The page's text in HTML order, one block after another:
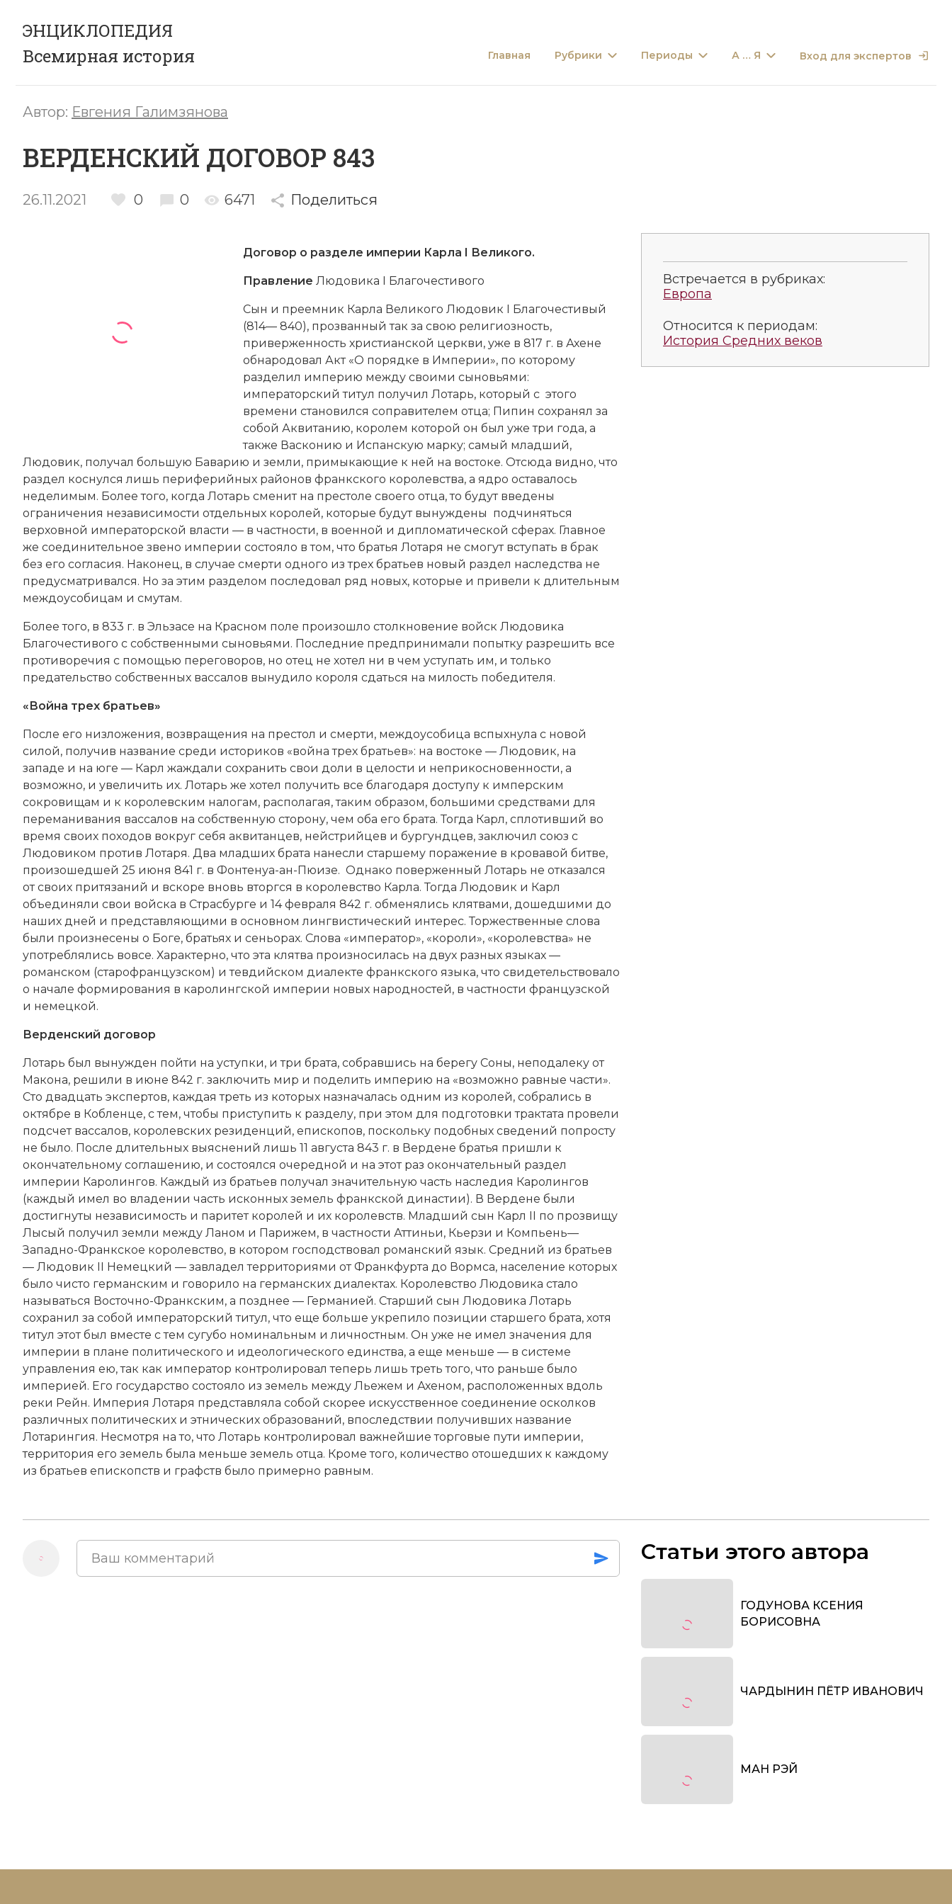
ЭНЦИКЛОПЕДИЯ
Всемирная история
Главная Рубрики Периоды А … Я Вход для экспертов
Автор: Евгения Галимзянова
ВЕРДЕНСКИЙ ДОГОВОР 843
26.11.2021 0 0 6471 Поделиться
Договор о разделе империи Карла I Великого.
Правление Людовика I Благочестивого
Сын и преемник Карла Великого Людовик I Благочестивый
(814— 840), прозванный так за свою религиозность,
приверженность христианской церкви, уже в 817 г. в Ахене
обнародовал Акт «О порядке в Империи», по которому
разделил империю между своими сыновьями:
императорский титул получил Лотарь, который с этого
времени становился соправителем отца; Пипин сохранял за
собой Аквитанию, королем которой он был уже три года, а
также Васконию и Испанскую марку; самый младший,
Людовик, получал большую Баварию и земли, примыкающие к ней на востоке. Отсюда видно, что
раздел коснулся лишь периферийных районов франкского королевства, а ядро оставалось
неделимым. Более того, когда Лотарь сменит на престоле своего отца, то будут введены
ограничения независимости отдельных королей, которые будут вынуждены подчиняться
верховной императорской власти — в частности, в военной и дипломатической сферах. Главное
же соединительное звено империи состояло в том, что братья Лотаря не смогут вступать в брак
без его согласия. Наконец, в случае смерти одного из трех братьев новый раздел наследства не
предусматривался. Но за этим разделом последовал ряд новых, которые и привели к длительным
междоусобицам и смутам.
Более того, в 833 г. в Эльзасе на Красном поле произошло столкновение войск Людовика
Благочестивого с собственными сыновьями. Последние предпринимали попытку разрешить все
противоречия с помощью переговоров, но отец не хотел ни в чем уступать им, и только
предательство собственных вассалов вынудило короля сдаться на милость победителя.
«Война трех братьев»
После его низложения, возвращения на престол и смерти, междоусобица вспыхнула с новой
силой, получив название среди историков «война трех братьев»: на востоке — Людовик, на
западе и на юге — Карл жаждали сохранить свои доли в целости и неприкосновенности, а
возможно, и увеличить их. Лотарь же хотел получить все благодаря доступу к имперским
сокровищам и к королевским налогам, располагая, таким образом, большими средствами для
переманивания вассалов на собственную сторону, чем оба его брата. Тогда Карл, сплотивший во
время своих походов вокруг себя аквитанцев, нейстрийцев и бургундцев, заключил союз с
Людовиком против Лотаря. Два младших брата нанесли старшему поражение в кровавой битве,
произошедшей 25 июня 841 г. в Фонтенуа-ан-Пюизе. Однако поверженный Лотарь не отказался
от своих притязаний и вскоре вновь вторгся в королевство Карла. Тогда Людовик и Карл
объединяли свои войска в Страсбурге и 14 февраля 842 г. обменялись клятвами, дошедшими до
наших дней и представляющими в основном лингвистический интерес. Торжественные слова
были произнесены о Боге, братьях и сеньорах. Слова «император», «короли», «королевства» не
употреблялись вовсе. Характерно, что эта клятва произносилась на двух разных языках —
романском (старофранцузском) и тевдийском диалекте франкского языка, что свидетельствовало
о начале формирования в каролингской империи новых народностей, в частности французской
и немецкой.
Верденский договор
Лотарь был вынужден пойти на уступки, и три брата, собравшись на берегу Соны, неподалеку от
Макона, решили в июне 842 г. заключить мир и поделить империю на «возможно равные части».
Сто двадцать экспертов, каждая треть из которых назначалась одним из королей, собрались в
октябре в Кобленце, с тем, чтобы приступить к разделу, при этом для подготовки трактата провели
подсчет вассалов, королевских резиденций, епископов, поскольку подобных сведений попросту
не было. После длительных выяснений лишь 11 августа 843 г. в Вердене братья пришли к
окончательному соглашению, и состоялся очередной и на этот раз окончательный раздел
империи Каролингов. Каждый из братьев получал значительную часть наследия Каролингов
(каждый имел во владении часть исконных земель франкской династии). В Вердене были
достигнуты независимость и паритет королей и их королевств. Младший сын Карл II по прозвищу
Лысый получил земли между Ланом и Парижем, в частности Аттиньи, Кьерзи и Компьень—
Западно-Франкское королевство, в котором господствовал романский язык. Средний из братьев
— Людовик II Немецкий — завладел территориями от Франкфурта до Вормса, население которых
было чисто германским и говорило на германских диалектах. Королевство Людовика стало
называться Восточно-Франкским, а позднее — Германией. Старший сын Людовика Лотарь
сохранил за собой императорский титул, что еще больше укрепило позиции старшего брата, хотя
титул этот был вместе с тем сугубо номинальным и личностным. Он уже не имел значения для
империи в плане политического и идеологического единства, а еще меньше — в системе
управления ею, так как император контролировал теперь лишь треть того, что раньше было
империей. Его государство состояло из земель между Льежем и Ахеном, расположенных вдоль
реки Рейн. Империя Лотаря представляла собой скорее искусственное соединение осколков
различных политических и этнических образований, впоследствии получивших название
Лотарингия. Несмотря на то, что Лотарь контролировал важнейшие торговые пути империи,
территория его земель была меньше земель отца. Кроме того, количество отошедших к каждому
из братьев епископств и графств было примерно равным.
Встречается в рубриках:
Европа
Относится к периодам:
История Средних веков
Статьи этого автора
ГОДУНОВА КСЕНИЯ
БОРИСОВНА
ЧАРДЫНИН ПЁТР ИВАНОВИЧ
МАН РЭЙ